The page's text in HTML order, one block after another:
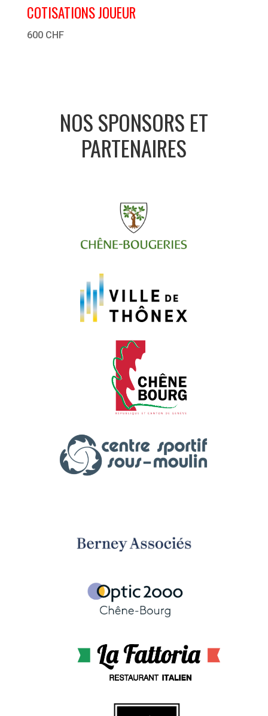
COTISATIONS JOUEUR
600 CHF
NOS SPONSORS ET
PARTENAIRES